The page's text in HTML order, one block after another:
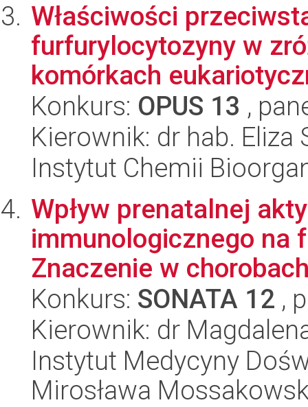
Właściwości
furfurylocytozyny w
komórkach
Konkurs: OPUS 13 ,
Kierownik: dr hab. Eliza
Instytut Chemii
Wpływ prenatalnej
immunologicznego na
Znaczenie w
Konkurs: SONATA 12 ,
Kierownik: dr
Instytut Medycyny
Mirosława